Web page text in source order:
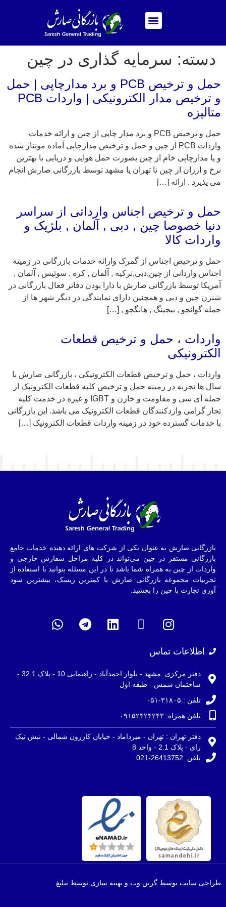
دسته: سرمایه گذاری در چین
حمل و ترخیص PCB و برد مدارچاپی | حمل
و ترخیص مدار الکترونیکی | واردات PCB
متالیزه
حمل و ترخیص PCB و برد مدار چاپی از چین و ارائه خدمات
واردات PCB از چین و حمل و ترخیص مدارچاپی آماده مونتاژ شده
و یا مدارچاپی خام از چین بصورت حمل هوایی و دریایی با بهترین
نرخ و ارزان از چین تا تهران یا مشهد توسط بازرگانی صارش انجام
می پذیرد . ارائه […]
حمل و ترخیص اجناس وارداتی از سراسر
دنیا خصوصا چین , دبی , آلمان , بلژیک و
واردات کالا
حمل و ترخیص اجناس از گمرک وارائه خدمات بازرگانی در زمینه
اجناس وارداتی از چین,دبی,ترکیه , آلمان , کره , سوئیس , آلمان ,
آمریکا توسط بازرگانی صارش با دارا بودن دفاتر فعال بازرگانی در
شنزن چین و دبی و همچنین دارای نمایندگی در دیگر شهر ها از
جمله گوانجو , بیجینگ , هانگجو , […]
واردات ، حمل و ترخیص قطعات
الکترونیکی
واردات ، حمل و ترخیص قطعات الکترونیکی ، بازرگانی صارش با
سال ها تجربه در زمینه حمل و ترخیص کلیه قطعات الکترونیک از
جمله آی سی و مقاومت و خازن و IGBT و غیره در خدمت کلیه
تجار گرامی واردکنندگان قطعات الکترونیک می باشد. این بازرگانی
با خدمات گسترده خود در زمینه واردات قطعات الکترونیک […]
بازرگانی صارش به عنوان یکی از شرکت های ارائه دهنده خدمات جامع
بازرگانی مستقر در چین می‌تواند در کلیه مراحل سفارش خارجی و
واردات از چین به همراه شما باشد تا در این مسئله بتوانید با استفاده از
تجربیات مجموعه بازرگانی صارش با کمترین ریسک، بیشترین سود
آوری تجارت با چین را بچشید.
اطلاعات تماس
دفتر مرکزی: مشهد - بلوار احمدآباد - راهنمایی 10 - پلاک 32.1 -
ساختمان شمس - طبقه اول
تلفن : ۳۱۸۰۵-۰۵۱
تلفن همراه: ۰۹۱۵۲۴۲۴۲۴۳
دفتر تهران : تهران - میرداماد - خیابان کازرون شمالی - نبش نیک
رای - پلاک 2.1 - واحد 8
تلفن: 26413752-021
طراحی سایت توسط گرین وب و بهینه سازی توسط تبلیغ